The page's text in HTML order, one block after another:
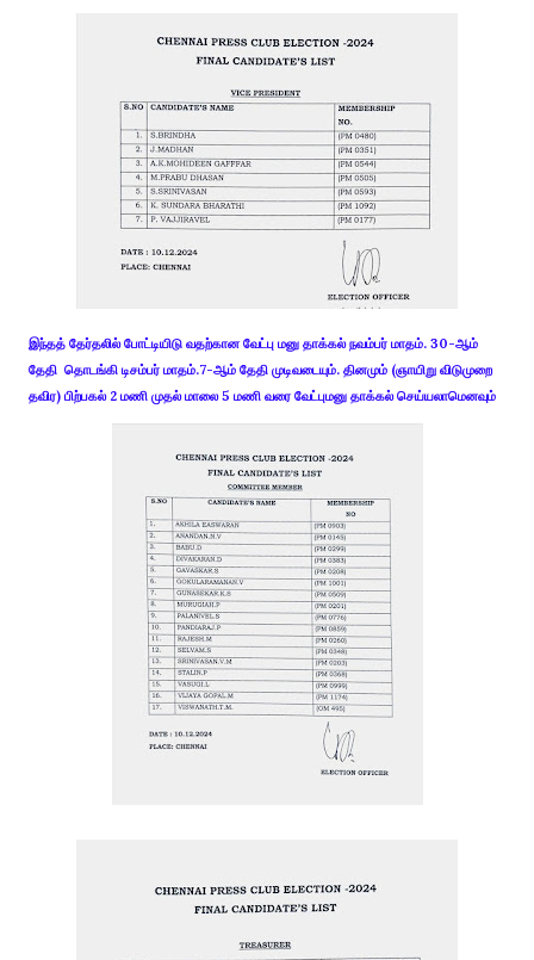
இந்தத் தேர்தலில் போட்டியிடு வதற்கான வேட்பு மனு தாக்கல் நவம்பர் மாதம். 30-ஆம்
தேதி தொடங்கி டிசம்பர் மாதம்.7-ஆம் தேதி முடிவடையும். தினமும் (ஞாயிறு விடுமுறை
தவிர) பிற்பகல் 2 மணி முதல் மாலை 5 மணி வரை வேட்புமனு தாக்கல் செய்யலாமெனவும்